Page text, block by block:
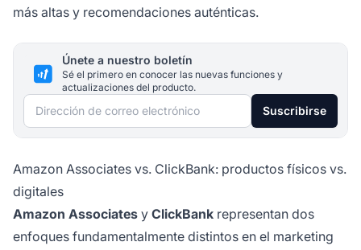
más altas y recomendaciones auténticas.
Únete a nuestro boletín
Sé el primero en conocer las nuevas funciones y
actualizaciones del producto.
Dirección de correo electrónico Suscribirse
Amazon Associates vs. ClickBank: productos físicos vs.
digitales
Amazon Associates y ClickBank representan dos
enfoques fundamentalmente distintos en el marketing